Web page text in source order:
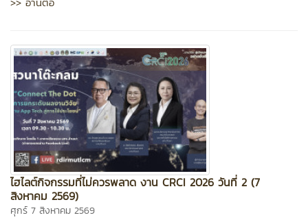
ไฮไลต์กิจกรรมที่ไม่ควรพลาด งาน CRCI 2026 วันที่ 2 (7
สิงหาคม 2569)
ศุกร์ 7 สิงหาคม 2569